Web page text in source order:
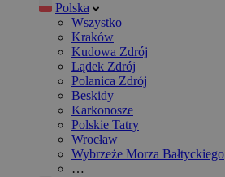
Polska
Wszystko
Kraków
Kudowa Zdrój
Lądek Zdrój
Polanica Zdrój
Beskidy
Karkonosze
Polskie Tatry
Wrocław
Wybrzeże Morza Bałtyckiego
…